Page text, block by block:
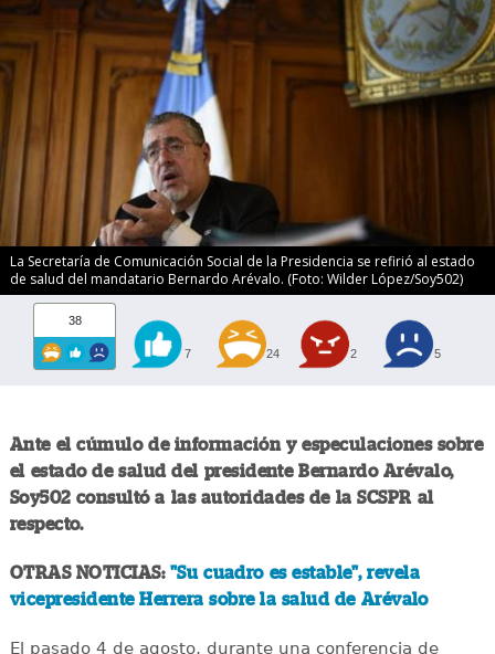
La Secretaría de Comunicación Social de la Presidencia se refirió al estado
de salud del mandatario Bernardo Arévalo. (Foto: Wilder López/Soy502)
38
7 24 2 5
Ante el cúmulo de información y especulaciones sobre
el estado de salud del presidente Bernardo Arévalo,
Soy502 consultó a las autoridades de la SCSPR al
respecto.
OTRAS NOTICIAS: "Su cuadro es estable", revela
vicepresidente Herrera sobre la salud de Arévalo
El pasado 4 de agosto, durante una conferencia de